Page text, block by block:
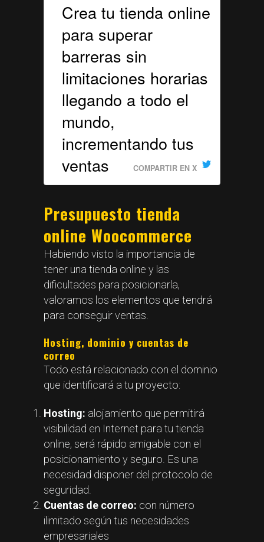
Crea tu tienda online
para superar
barreras sin
limitaciones horarias
llegando a todo el
mundo,
incrementando tus
ventas
COMPARTIR EN X
Presupuesto tienda
online Woocommerce
Habiendo visto la importancia de
tener una tienda online y las
dificultades para posicionarla,
valoramos los elementos que tendrá
para conseguir ventas.
Hosting, dominio y cuentas de
correo
Todo está relacionado con el dominio
que identificará a tu proyecto:
Hosting: alojamiento que permitirá
visibilidad en Internet para tu tienda
online, será rápido amigable con el
posicionamiento y seguro. Es una
necesidad disponer del protocolo de
seguridad.
Cuentas de correo: con número
ilimitado según tus necesidades
empresariales